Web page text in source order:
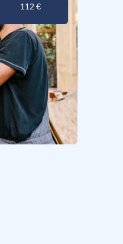
112 €